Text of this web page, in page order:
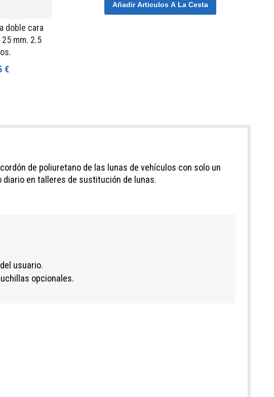
doble cara
mm. 2.5
€
Añadir Articulos A La Cesta
de poliuretano de las lunas de vehículos con solo un
en talleres de sustitución de lunas.
usuario.
opcionales.